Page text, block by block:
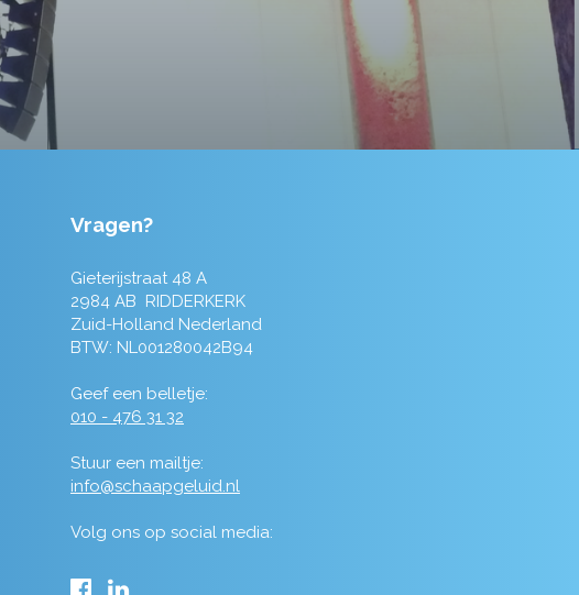
Vragen?
Gieterijstraat 48 A
2984 AB RIDDERKERK
Zuid-Holland Nederland
BTW: NL001280042B94
Geef een belletje:
010 - 476 31 32
Stuur een mailtje:
info@schaapgeluid.nl
Volg ons op social media: